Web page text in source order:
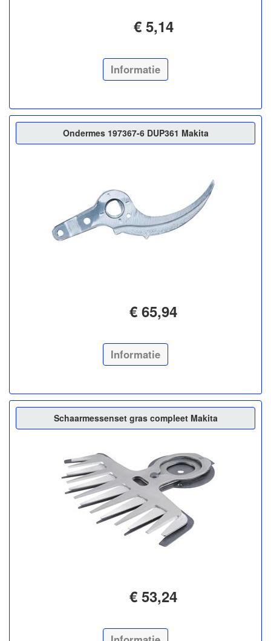
€ 5,14
Informatie
Ondermes 197367-6 DUP361 Makita
€ 65,94
Informatie
Schaarmessenset gras compleet Makita
€ 53,24